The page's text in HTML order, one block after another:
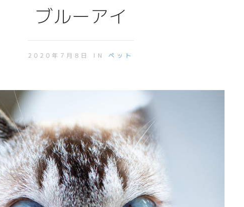
ブルーアイ
2020年7月8日 IN ペット